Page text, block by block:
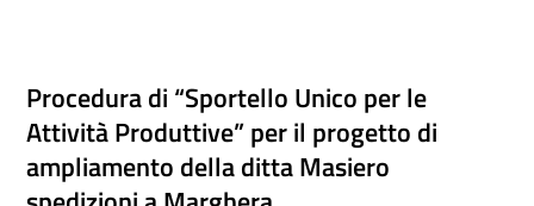
Procedura di “Sportello Unico per le
Attività Produttive” per il progetto di
ampliamento della ditta Masiero